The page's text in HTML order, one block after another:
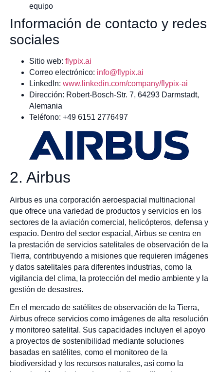
equipo
Información de contacto y redes
sociales
Sitio web: flypix.ai
Correo electrónico: info@flypix.ai
LinkedIn: www.linkedin.com/company/flypix-ai
Dirección: Robert-Bosch-Str. 7, 64293 Darmstadt,
Alemania
Teléfono: +49 6151 2776497
2. Airbus
Airbus es una corporación aeroespacial multinacional
que ofrece una variedad de productos y servicios en los
sectores de la aviación comercial, helicópteros, defensa y
espacio. Dentro del sector espacial, Airbus se centra en
la prestación de servicios satelitales de observación de la
Tierra, contribuyendo a misiones que requieren imágenes
y datos satelitales para diferentes industrias, como la
vigilancia del clima, la protección del medio ambiente y la
gestión de desastres.
En el mercado de satélites de observación de la Tierra,
Airbus ofrece servicios como imágenes de alta resolución
y monitoreo satelital. Sus capacidades incluyen el apoyo
a proyectos de sostenibilidad mediante soluciones
basadas en satélites, como el monitoreo de la
biodiversidad y los recursos naturales, así como la